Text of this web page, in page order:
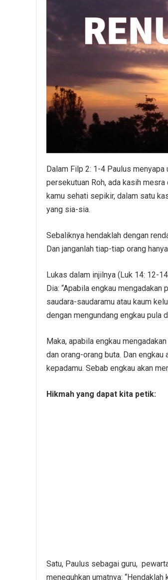
Dalam Filp 2: 1-4 Paulus menyapa
persekutuan Roh, ada kasih
kamu sehati sepikir, dalam satu
yang sia-sia.
Sebaliknya hendaklah dengan
Dan janganlah tiap-tiap orang
Lukas dalam injilnya (Luk 14: 12-
Dia: “Apabila engkau mengadakan
saudara-saudaramu atau kaum
dengan mengundang engkau pula
Maka, apabila engkau
dan orang-orang buta. Dan
kepadamu. Sebab engkau akan
Hikmah yang dapat kita petik:
Satu, Paulus sebagai guru,
meneguhkan umatnya: